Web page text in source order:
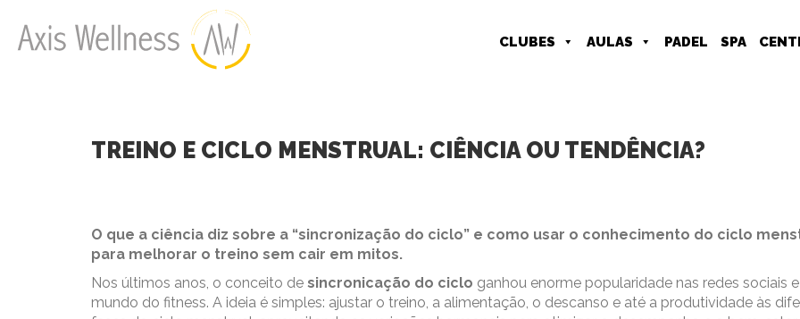
CLUBES AULAS PADEL SPA
TREINO E CICLO MENSTRUAL: CIÊNCIA OU TENDÊNCIA?
O que a ciência diz sobre a “sincronização do ciclo” e como usar o conhecimento do ciclo
para melhorar o treino sem cair em mitos.
Nos últimos anos, o conceito de sincronicação do ciclo ganhou enorme popularidade nas redes sociais
mundo do fitness. A ideia é simples: ajustar o treino, a alimentação, o descanso e até a produtividade às